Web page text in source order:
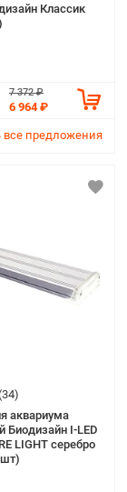
Классик
7 372 ₽
6 964 ₽
все предложения
аквариума
Биодизайн I-LED
LIGHT серебро